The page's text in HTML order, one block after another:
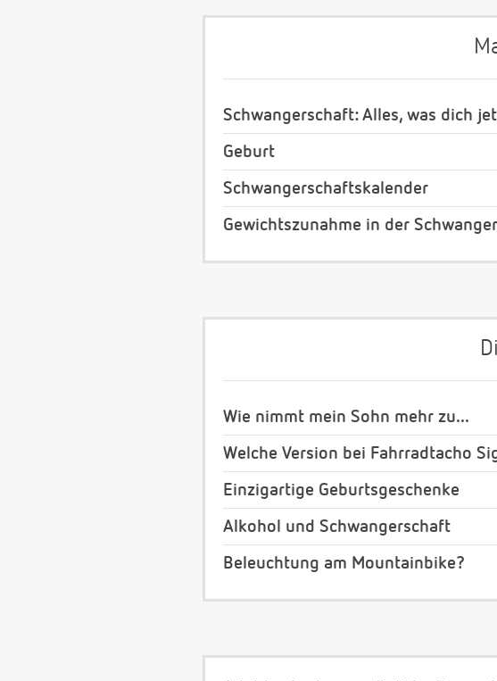
Schwangerschaft: Alles, was dich
Geburt
Schwangerschaftskalender
Gewichtszunahme in der
Wie nimmt mein Sohn mehr zu...
Welche Version bei Fahrradtacho
Einzigartige Geburtsgeschenke
Alkohol und Schwangerschaft
Beleuchtung am Mountainbike?